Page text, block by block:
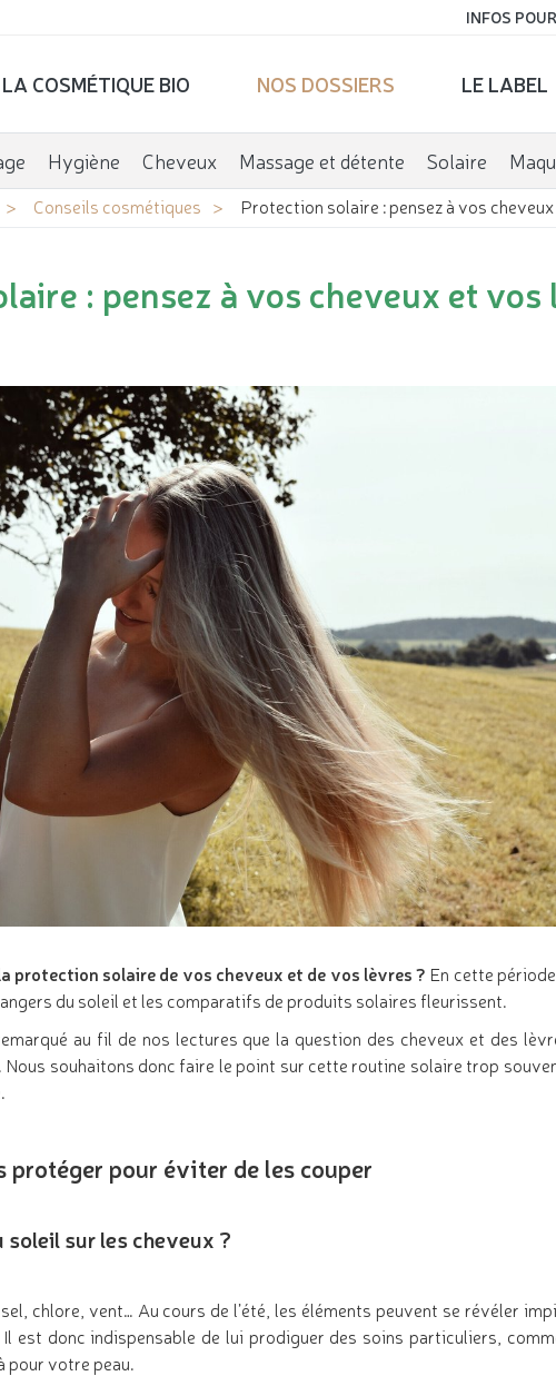
INFOS
LA COSMÉTIQUE BIO NOS DOSSIERS LE LABEL
Hygiène Cheveux Massage et détente Solaire
Conseils cosmétiques Protection solaire : pensez à vos
: pensez à vos cheveux et vos
protection solaire de vos cheveux et de vos lèvres ? En cette
du soleil et les comparatifs de produits solaires fleurissent.
au fil de nos lectures que la question des cheveux et des
Nous souhaitons donc faire le point sur cette routine solaire trop
protéger pour éviter de les couper
soleil sur les cheveux ?
chlore, vent… Au cours de l’été, les éléments peuvent se révéler
est donc indispensable de lui prodiguer des soins particuliers,
pour votre peau.